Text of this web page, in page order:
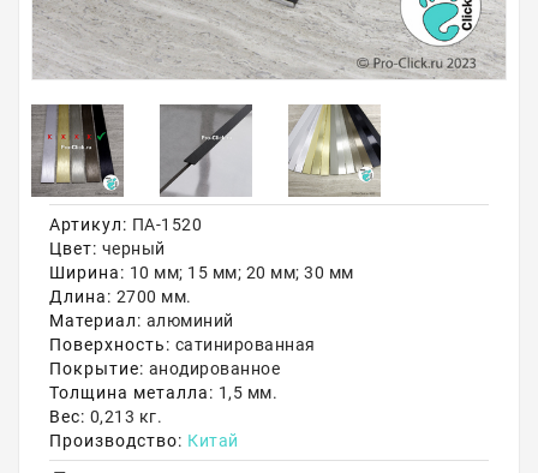
Самовывоз
Акции
Артикул: ПА-1520
Цвет: черный
Ширина: 10 мм; 15 мм; 20 мм; 30 мм
Длина: 2700 мм.
Материал: алюминий
Поверхность: сатинированная
Покрытие: анодированное
Толщина металла: 1,5 мм.
Вес: 0,213 кг.
Производство: Китай